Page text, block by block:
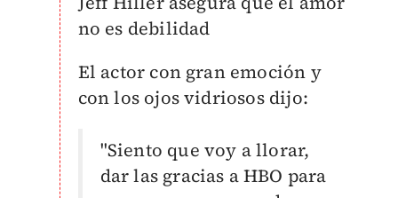
no es debilidad
El actor con gran emoción y
con los ojos vidriosos dijo:
"Siento que voy a llorar,
dar las gracias a HBO para